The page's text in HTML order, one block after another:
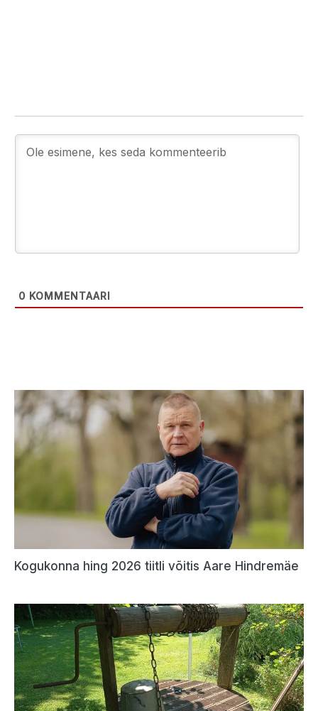
0 KOMMENTAARI
Kogukonna hing 2026 tiitli võitis Aare Hindremäe